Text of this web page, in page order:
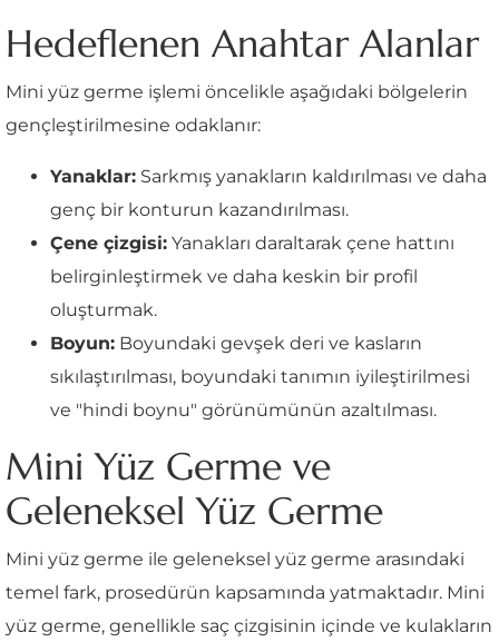
Hedeflenen Anahtar Alanlar
Mini yüz germe işlemi öncelikle aşağıdaki bölgelerin
gençleştirilmesine odaklanır:
Yanaklar: Sarkmış yanakların kaldırılması ve daha
genç bir konturun kazandırılması.
Çene çizgisi: Yanakları daraltarak çene hattını
belirginleştirmek ve daha keskin bir profil
oluşturmak.
Boyun: Boyundaki gevşek deri ve kasların
sıkılaştırılması, boyundaki tanımın iyileştirilmesi
ve "hindi boynu" görünümünün azaltılması.
Mini Yüz Germe ve
Geleneksel Yüz Germe
Mini yüz germe ile geleneksel yüz germe arasındaki
temel fark, prosedürün kapsamında yatmaktadır. Mini
yüz germe, genellikle saç çizgisinin içinde ve kulakların